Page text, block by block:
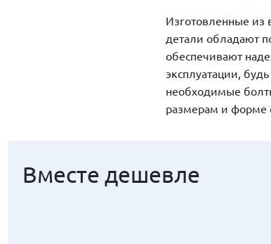
Изготовленные из
детали обладают
обеспечивают
эксплуатации,
необходимые
размерам и форме
Вместе дешевле
Вместе дешевле